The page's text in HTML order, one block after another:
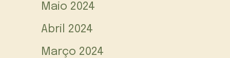
Maio 2024
Abril 2024
Março 2024